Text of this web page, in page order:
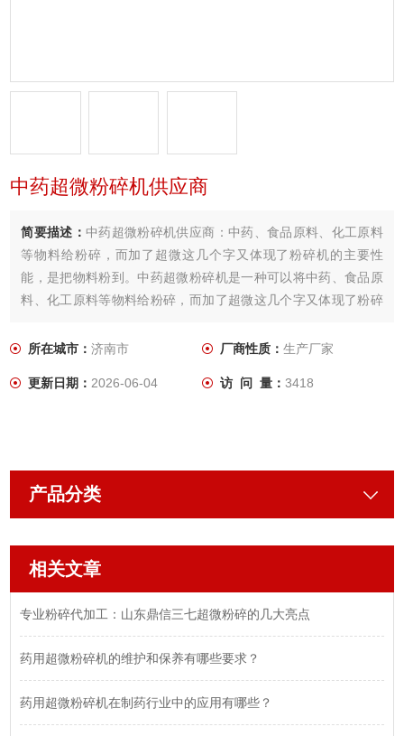
中药超微粉碎机供应商
简要描述： 中药超微粉碎机供应商：中药、食品原料、化工原料
等物料给粉碎，而加了超微这几个字又体现了粉碎机的主要性
能，是把物料粉到。中药超微粉碎机是一种可以将中药、食品原
料、化工原料等物料给粉碎，而加了超微这几个字又体现了粉碎
所在城市：济南市 厂商性质： 生产厂家
更新日期：2026-06-04 访 问 量： 3418
产品分类
相关文章
专业粉碎代加工：山东鼎信三七超微粉碎的几大亮点
药用超微粉碎机的维护和保养有哪些要求？
药用超微粉碎机在制药行业中的应用有哪些？